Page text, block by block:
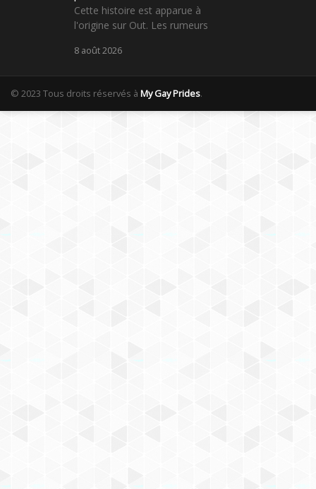
Cette histoire est apparue à
l'origine sur Out. Les rumeurs
8 août 2026
© 2023 Tous droits réservés à My Gay Prides.